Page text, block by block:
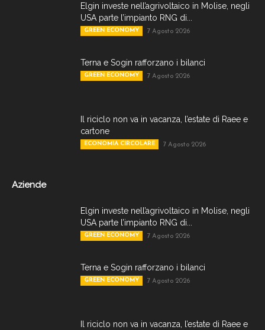
Elgin investe nell’agrivoltaico in Molise, negli
USA parte l’impianto RNG di...
GREEN ECONOMY 7 Agosto 2026
Terna e Sogin rafforzano i bilanci
GREEN ECONOMY 7 Agosto 2026
Il riciclo non va in vacanza, l’estate di Raee e
cartone
ECONOMIA CIRCOLARE 7 Agosto 2026
Aziende
Elgin investe nell’agrivoltaico in Molise, negli
USA parte l’impianto RNG di...
GREEN ECONOMY 7 Agosto 2026
Terna e Sogin rafforzano i bilanci
GREEN ECONOMY 7 Agosto 2026
Il riciclo non va in vacanza, l’estate di Raee e